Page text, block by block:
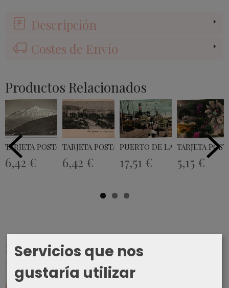
Marcas
Descripción
Costes de Envío
Productos Relacionados
TARJETA POSTAL TENERIFE - EL TEIDE -
6,42 €
TARJETA POSTAL ST. CATALINA HOTEL...
6,42 €
PUERTO DE LA LUZ - GRAN
17,51 €
TARJETA
5,15 €
Servicios que nos
gustaría utilizar